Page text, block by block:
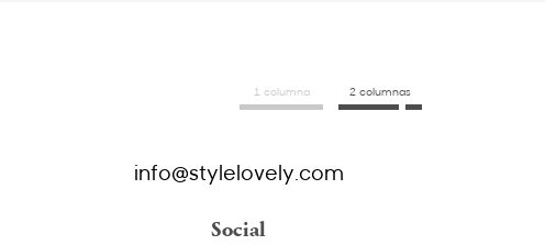
1 columna 2 columnas
info@stylelovely.com
Social